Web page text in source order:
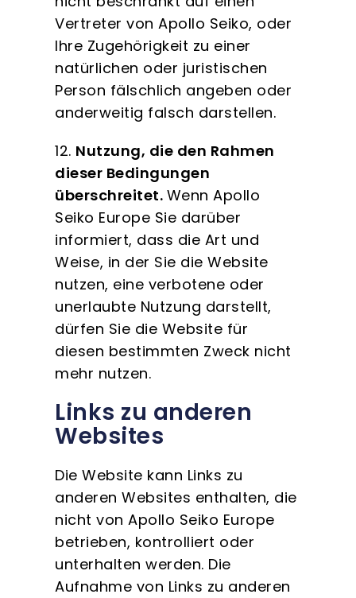
Vertreter von Apollo Seiko, oder
Ihre Zugehörigkeit zu einer
natürlichen oder juristischen
Person fälschlich angeben oder
anderweitig falsch darstellen.
12. Nutzung, die den Rahmen
dieser Bedingungen
überschreitet. Wenn Apollo
Seiko Europe Sie darüber
informiert, dass die Art und
Weise, in der Sie die Website
nutzen, eine verbotene oder
unerlaubte Nutzung darstellt,
dürfen Sie die Website für
diesen bestimmten Zweck nicht
mehr nutzen.
Links zu anderen
Websites
Die Website kann Links zu
anderen Websites enthalten, die
nicht von Apollo Seiko Europe
betrieben, kontrolliert oder
unterhalten werden. Die
Aufnahme von Links zu anderen